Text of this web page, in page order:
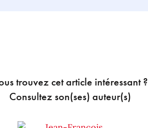
trouvez cet article intéressant ?
Consultez son(ses) auteur(s)